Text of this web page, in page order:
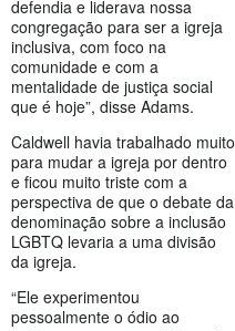
defendia e liderava nossa
congregação para ser a igreja
inclusiva, com foco na
comunidade e com a
mentalidade de justiça social
que é hoje”, disse Adams.
Caldwell havia trabalhado muito
para mudar a igreja por dentro
e ficou muito triste com a
perspectiva de que o debate da
denominação sobre a inclusão
LGBTQ levaria a uma divisão
da igreja.
“Ele experimentou
pessoalmente o ódio ao